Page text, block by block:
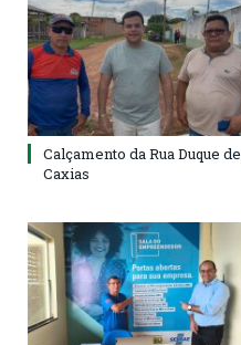
Calçamento da Rua Duque de
Caxias